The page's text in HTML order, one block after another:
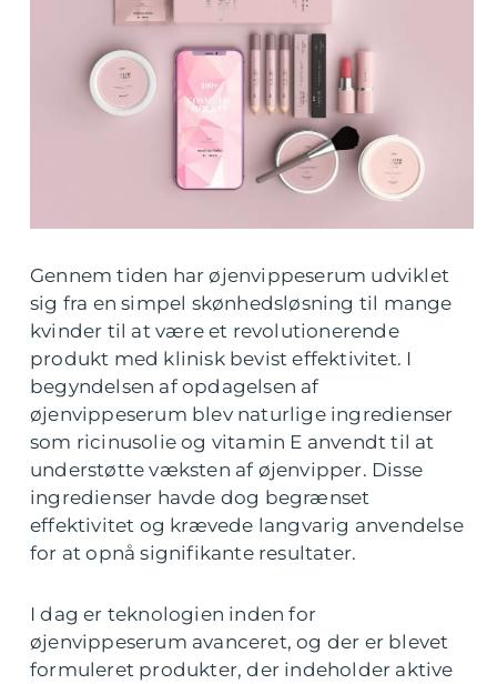
Gennem tiden har øjenvippeserum udviklet
sig fra en simpel skønhedsløsning til mange
kvinder til at være et revolutionerende
produkt med klinisk bevist effektivitet. I
begyndelsen af opdagelsen af
øjenvippeserum blev naturlige ingredienser
som ricinusolie og vitamin E anvendt til at
understøtte væksten af øjenvipper. Disse
ingredienser havde dog begrænset
effektivitet og krævede langvarig anvendelse
for at opnå signifikante resultater.
I dag er teknologien inden for
øjenvippeserum avanceret, og der er blevet
formuleret produkter, der indeholder aktive